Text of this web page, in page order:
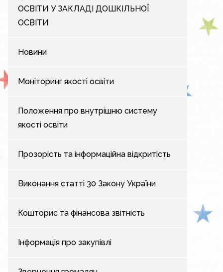
ОСВІТИ У ЗАКЛАДІ ДОШКІЛЬНОЇ
ОСВІТИ
Новини
Моніторинг якості освіти
Положення про внутрішню систему
якості освіти
Прозорість та інформаційна відкритість
Виконання статті 30 Закону України
Кошторис та фінансова звітність
Інформація про закупівлі